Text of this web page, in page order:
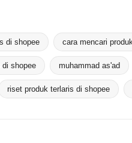
di shopee cara mencari
di shopee muhammad as'ad
riset produk terlaris di shopee